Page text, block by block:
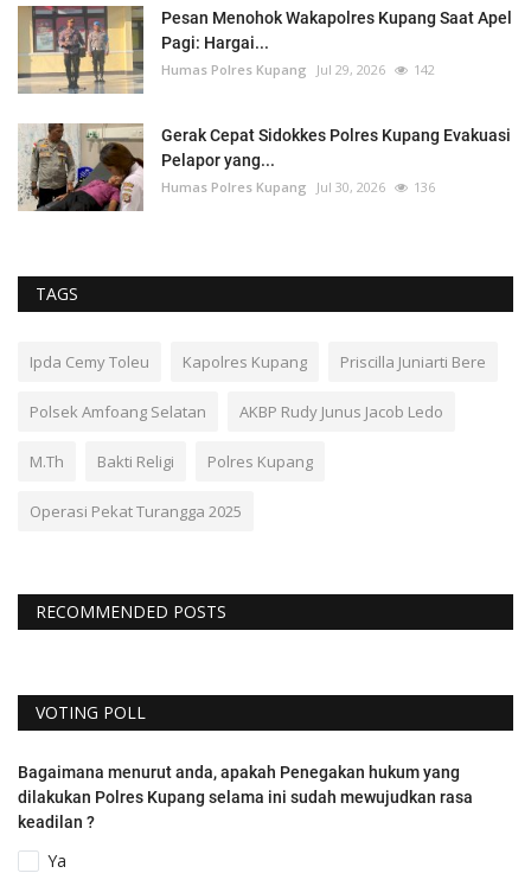
Pesan Menohok Wakapolres Kupang Saat Apel
Pagi: Hargai...
Humas Polres Kupang Jul 29, 2026 142
Gerak Cepat Sidokkes Polres Kupang Evakuasi
Pelapor yang...
Humas Polres Kupang Jul 30, 2026 136
TAGS
Ipda Cemy Toleu Kapolres Kupang Priscilla Juniarti Bere
Polsek Amfoang Selatan AKBP Rudy Junus Jacob Ledo
M.Th Bakti Religi Polres Kupang
Operasi Pekat Turangga 2025
RECOMMENDED POSTS
VOTING POLL
Bagaimana menurut anda, apakah Penegakan hukum yang
dilakukan Polres Kupang selama ini sudah mewujudkan rasa
keadilan ?
Ya